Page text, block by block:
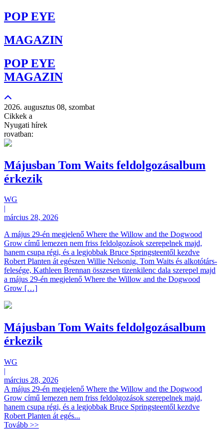
POP EYE
MAGAZIN
POP EYE
MAGAZIN
2026. augusztus 08, szombat
Cikkek a
Nyugati hírek
rovatban:
Májusban Tom Waits feldolgozásalbum
érkezik
WG
|
március 28, 2026
A május 29-én megjelenő Where the Willow and the Dogwood
Grow című lemezen nem friss feldolgozások szerepelnek majd,
hanem csupa régi, és a legjobbak Bruce Springsteentől kezdve
Robert Planten át egészen Willie Nelsonig. Tom Waits és alkotótárs-
felesége, Kathleen Brennan összesen tizenkilenc dala szerepel majd
a május 29-én megjelenő Where the Willow and the Dogwood
Grow […]
Májusban Tom Waits feldolgozásalbum
érkezik
WG
|
március 28, 2026
A május 29-én megjelenő Where the Willow and the Dogwood
Grow című lemezen nem friss feldolgozások szerepelnek majd,
hanem csupa régi, és a legjobbak Bruce Springsteentől kezdve
Robert Planten át egés...
Tovább >>